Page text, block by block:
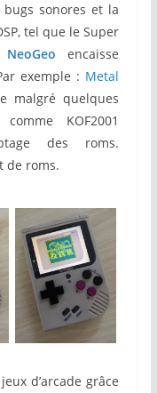
sonores et la
tel que le Super
NeoGeo encaisse
exemple : Metal
malgré quelques
KOF2001
des roms.
de roms.
d’arcade grâce